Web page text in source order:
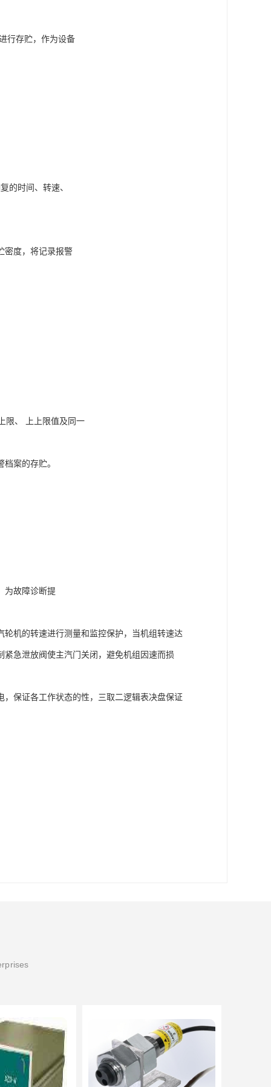
行存贮，作为设备
的时间、转速、
密度，将记录报警
限、 上上限值及同一
案的存贮。
为故障诊断提
机的转速进行测量和监控保护，当机组转速达
急泄放阀使主汽门关闭，避免机组因速而损
保证各工作状态的性，三取二逻辑表决盘保证